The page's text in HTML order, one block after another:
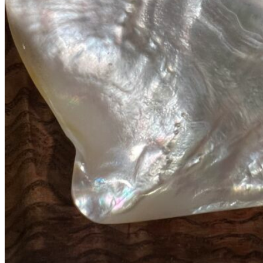
188DKKTilføj til kurv
Se kurvKasse